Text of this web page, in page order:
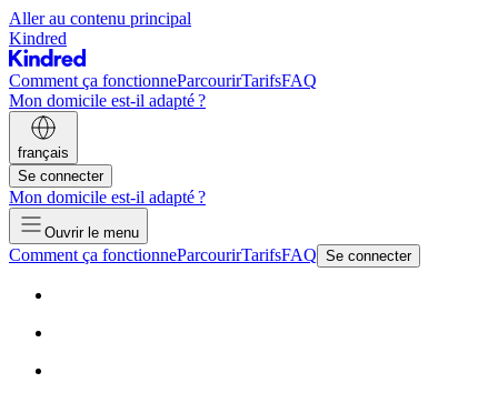
Aller au contenu principal
Kindred
Comment ça fonctionneParcourirTarifsFAQ
Mon domicile est-il adapté ?
français
Se connecter
Mon domicile est-il adapté ?
Ouvrir le menu
Comment ça fonctionneParcourirTarifsFAQ Se connecter